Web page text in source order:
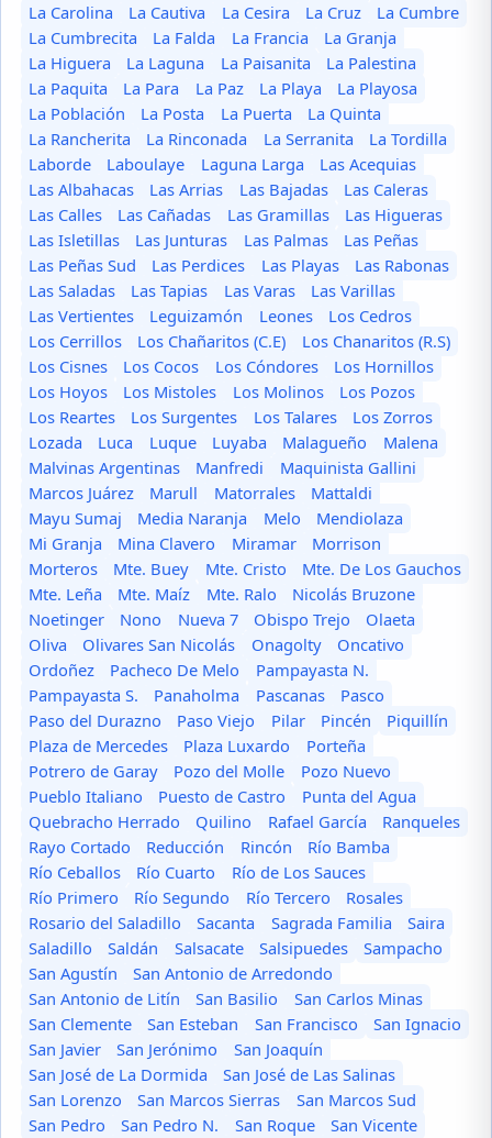
La Carolina
La Cautiva La Cesira La Cruz
La Cumbre
La Cumbrecita
La Falda La Francia
La Granja
La Higuera
La Laguna La Paisanita
La Palestina
La Paquita
La Para La Paz La Playa
La Playosa
La Población
La Posta La Puerta
La Quinta
La Rancherita
La Rinconada La Serranita
La Tordilla
Laborde
Laboulaye Laguna Larga
Las Acequias
Las Albahacas
Las Arrias Las Bajadas
Las Caleras
Las Calles
Las Cañadas Las Gramillas
Las Higueras
Las Isletillas
Las Junturas Las Palmas
Las Peñas
Las Peñas Sud
Las Perdices Las Playas
Las Rabonas
Las Saladas
Las Tapias Las Varas
Las Varillas
Las Vertientes
Leguizamón Leones
Los Cedros
Los Cerrillos
Los Chañaritos (C.E)
Los Chanaritos (R.S)
Los Cisnes
Los Cocos Los Cóndores
Los Hornillos
Los Hoyos
Los Mistoles Los Molinos
Los Pozos
Los Reartes
Los Surgentes Los Talares
Los Zorros
Lozada
Luca Luque Luyaba Malagueño
Malena
Malvinas Argentinas
Manfredi
Maquinista Gallini
Marcos Juárez
Marull Matorrales
Mattaldi
Mayu Sumaj
Media Naranja Melo
Mendiolaza
Mi Granja
Mina Clavero Miramar
Morrison
Morteros
Mte. Buey Mte. Cristo
Mte. De Los Gauchos
Mte. Leña
Mte. Maíz Mte. Ralo
Nicolás Bruzone
Noetinger
Nono Nueva 7 Obispo Trejo
Olaeta
Oliva
Olivares San Nicolás Onagolty
Oncativo
Ordoñez
Pacheco De Melo
Pampayasta N.
Pampayasta S.
Panaholma Pascanas
Pasco
Paso del Durazno
Paso Viejo Pilar Pincén
Piquillín
Plaza de Mercedes
Plaza Luxardo
Porteña
Potrero de Garay
Pozo del Molle
Pozo Nuevo
Pueblo Italiano
Puesto de Castro
Punta del Agua
Quebracho Herrado
Quilino Rafael García
Ranqueles
Rayo Cortado
Reducción Rincón
Río Bamba
Río Ceballos
Río Cuarto
Río de Los Sauces
Río Primero
Río Segundo Río Tercero
Rosales
Rosario del Saladillo
Sacanta Sagrada Familia
Saira
Saladillo
Saldán Salsacate Salsipuedes
Sampacho
San Agustín
San Antonio de Arredondo
San Antonio de Litín
San Basilio
San Carlos Minas
San Clemente
San Esteban San Francisco
San Ignacio
San Javier
San Jerónimo
San Joaquín
San José de La Dormida
San José de Las Salinas
San Lorenzo
San Marcos Sierras
San Marcos Sud
San Pedro
San Pedro N. San Roque
San Vicente